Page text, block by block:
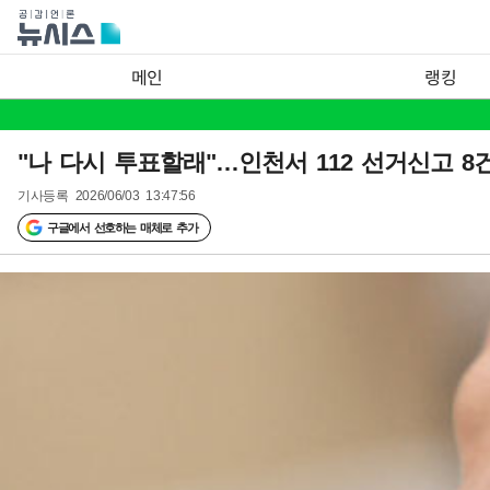
메인 랭킹
"나 다시 투표할래"…인천서 112 선거신고 8
기사등록 2026/06/03 13:47:56
구글에서 선호하는 매체로 추가